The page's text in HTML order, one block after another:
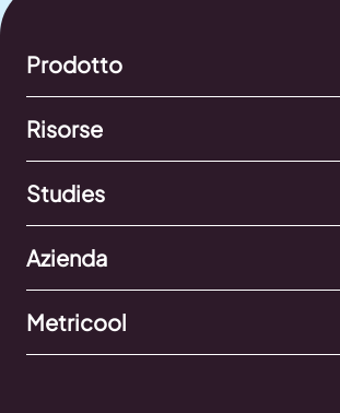
Prodotto
Risorse
Studies
Azienda
Metricool